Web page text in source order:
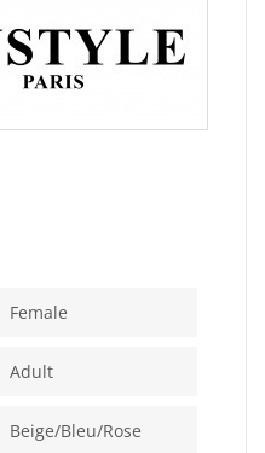
Female
Adult
Beige/bleu/rose